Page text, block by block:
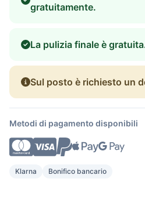
gratuitamente.
La pulizia finale è
Sul posto è richiesto un
Metodi di pagamento disponibili
Klarna Bonifico bancario